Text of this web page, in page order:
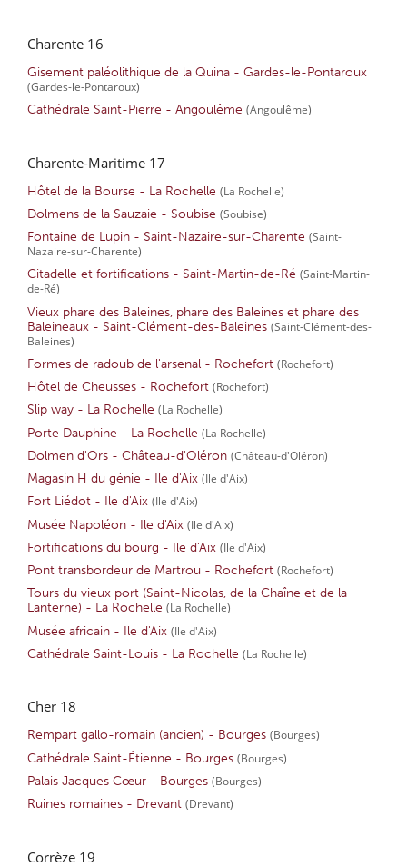
Charente 16
Gisement paléolithique de la Quina - Gardes-le-Pontaroux
(Gardes-le-Pontaroux)
Cathédrale Saint-Pierre - Angoulême (Angoulême)
Charente-Maritime 17
Hôtel de la Bourse - La Rochelle (La Rochelle)
Dolmens de la Sauzaie - Soubise (Soubise)
Fontaine de Lupin - Saint-Nazaire-sur-Charente (Saint-
Nazaire-sur-Charente)
Citadelle et fortifications - Saint-Martin-de-Ré (Saint-Martin-
de-Ré)
Vieux phare des Baleines, phare des Baleines et phare des
Baleineaux - Saint-Clément-des-Baleines (Saint-Clément-des-
Baleines)
Formes de radoub de l'arsenal - Rochefort (Rochefort)
Hôtel de Cheusses - Rochefort (Rochefort)
Slip way - La Rochelle (La Rochelle)
Porte Dauphine - La Rochelle (La Rochelle)
Dolmen d'Ors - Château-d'Oléron (Château-d'Oléron)
Magasin H du génie - Ile d'Aix (Ile d'Aix)
Fort Liédot - Ile d'Aix (Ile d'Aix)
Musée Napoléon - Ile d'Aix (Ile d'Aix)
Fortifications du bourg - Ile d'Aix (Ile d'Aix)
Pont transbordeur de Martrou - Rochefort (Rochefort)
Tours du vieux port (Saint-Nicolas, de la Chaîne et de la
Lanterne) - La Rochelle (La Rochelle)
Musée africain - Ile d'Aix (Ile d'Aix)
Cathédrale Saint-Louis - La Rochelle (La Rochelle)
Cher 18
Rempart gallo-romain (ancien) - Bourges (Bourges)
Cathédrale Saint-Étienne - Bourges (Bourges)
Palais Jacques Cœur - Bourges (Bourges)
Ruines romaines - Drevant (Drevant)
Corrèze 19